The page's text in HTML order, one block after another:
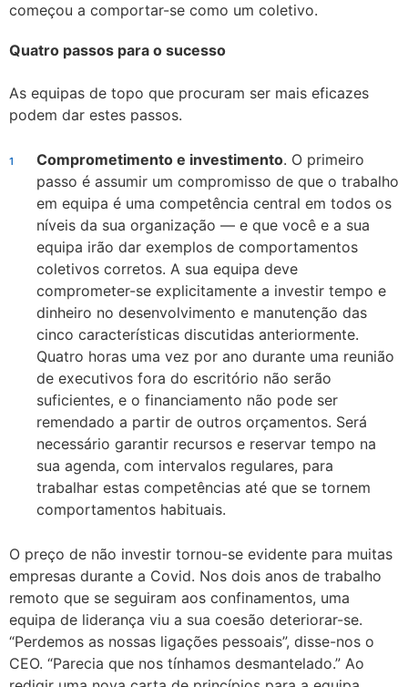
começou a comportar-se como um coletivo.
Quatro passos para o sucesso
As equipas de topo que procuram ser mais eficazes
podem dar estes passos.
Comprometimento e investimento. O primeiro
passo é assumir um compromisso de que o trabalho
em equipa é uma competência central em todos os
níveis da sua organização — e que você e a sua
equipa irão dar exemplos de comportamentos
coletivos corretos. A sua equipa deve
comprometer-se explicitamente a investir tempo e
dinheiro no desenvolvimento e manutenção das
cinco características discutidas anteriormente.
Quatro horas uma vez por ano durante uma reunião
de executivos fora do escritório não serão
suficientes, e o financiamento não pode ser
remendado a partir de outros orçamentos. Será
necessário garantir recursos e reservar tempo na
sua agenda, com intervalos regulares, para
trabalhar estas competências até que se tornem
comportamentos habituais.
O preço de não investir tornou-se evidente para muitas
empresas durante a Covid. Nos dois anos de trabalho
remoto que se seguiram aos confinamentos, uma
equipa de liderança viu a sua coesão deteriorar-se.
“Perdemos as nossas ligações pessoais”, disse-nos o
CEO. “Parecia que nos tínhamos desmantelado.” Ao